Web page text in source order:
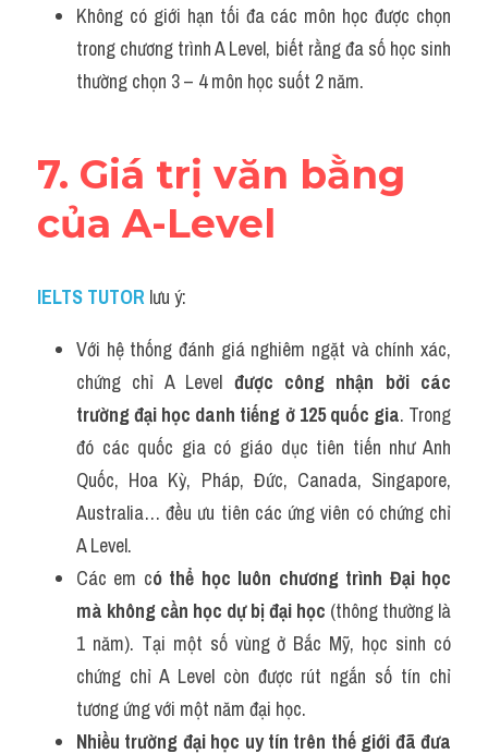
Không có giới hạn tối đa các môn học được chọn
trong chương trình A Level, biết rằng đa số học sinh
thường chọn 3 – 4 môn học suốt 2 năm.
7. Giá trị văn bằng
của A-Level
IELTS TUTOR lưu ý:
Với hệ thống đánh giá nghiêm ngặt và chính xác,
chứng chỉ A Level được công nhận bởi các
trường đại học danh tiếng ở 125 quốc gia. Trong
đó các quốc gia có giáo dục tiên tiến như Anh
Quốc, Hoa Kỳ, Pháp, Đức, Canada, Singapore,
Australia… đều ưu tiên các ứng viên có chứng chỉ
A Level.
Các em có thể học luôn chương trình Đại học
mà không cần học dự bị đại học (thông thường là
1 năm). Tại một số vùng ở Bắc Mỹ, học sinh có
chứng chỉ A Level còn được rút ngắn số tín chỉ
tương ứng với một năm đại học.
Nhiều trường đại học uy tín trên thế giới đã đưa